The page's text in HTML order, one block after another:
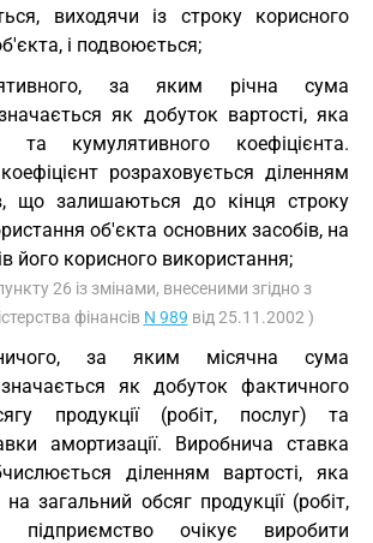
виходячи із строку корисного
і подвоюється;
за яким річна сума
як добуток вартості, яка
та кумулятивного коефіцієнта.
розраховується діленням
що залишаються до кінця строку
об'єкта основних засобів, на
його корисного використання;
26 із змінами, внесеними згідно з
фінансів N 989 від 25.11.2002 )
за яким місячна сума
як добуток фактичного
продукції (робіт, послуг) та
амортизації. Виробнича ставка
діленням вартості, яка
загальний обсяг продукції (робіт,
підприємство очікує виробити